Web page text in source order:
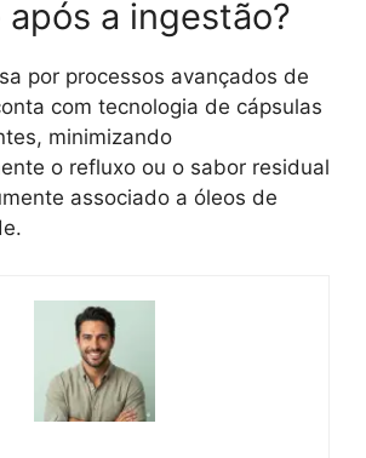
a ingestão?
por processos avançados de
com tecnologia de cápsulas
minimizando
o refluxo ou o sabor residual
associado a óleos de